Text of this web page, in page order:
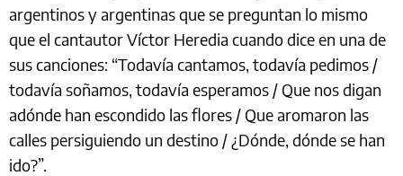
argentinos y argentinas que se preguntan lo mismo
que el cantautor Víctor Heredia cuando dice en una de
sus canciones: “Todavía cantamos, todavía pedimos /
todavía soñamos, todavía esperamos / Que nos digan
adónde han escondido las flores / Que aromaron las
calles persiguiendo un destino / ¿Dónde, dónde se han
ido?”.